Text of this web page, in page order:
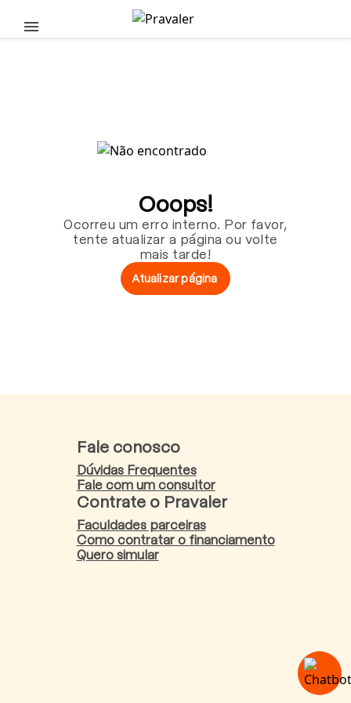
Pular para o conteúdo principal
Ooops!
Ocorreu um erro interno. Por favor,
tente atualizar a página ou volte
mais tarde!
Atualizar página
Fale conosco
Dúvidas Frequentes
Fale com um consultor
Contrate o Pravaler
Faculdades parceiras
Como contratar o financiamento
Quero simular